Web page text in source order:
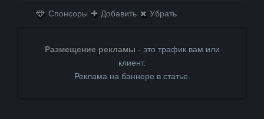
Спонсоры Добавить Убрать
Размещение рекламы - это трафик вам или
клиент.
Реклама на баннере в статье.